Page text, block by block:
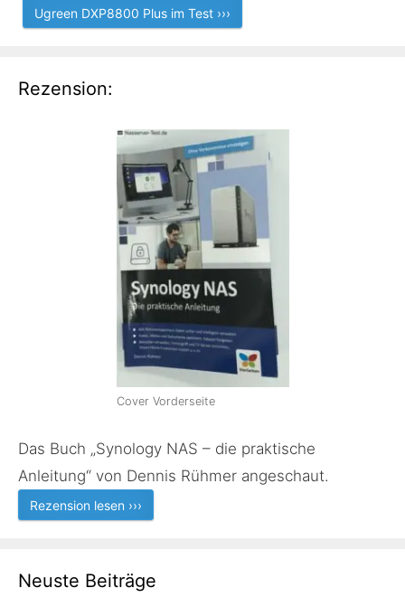
Ugreen DXP8800 Plus im Test ›››
Rezension:
Cover Vorderseite
Das Buch „Synology NAS – die praktische
Anleitung“ von Dennis Rühmer angeschaut.
Rezension lesen ›››
Neuste Beiträge